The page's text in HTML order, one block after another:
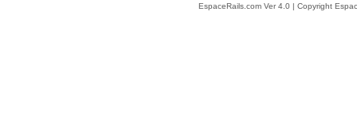
EspaceRails.com Ver 4.0 | Copyright